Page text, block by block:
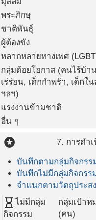
พระภิกษุ
ชาติพันธุ์
ผู้ต้องขัง
หลากหลายทางเพศ
กลุ่มด้อยโอกาส (คนไร้บ้า
เร่ร่อน, เด็กกำพร้า, เด็กใ
ฯลฯ)
แรงงานข้ามชาติ
อื่น ๆ
stars 7. การดำ
บันทึกตามกลุ่มกิจกรร
บันทึกไม่มีกลุ่มกิจกรร
จำแนกตามวัตถุประส
hourglass_emptyไม่มีกลุ่ม
กิจกรรม
กลุ่มเป้าห
(คน)